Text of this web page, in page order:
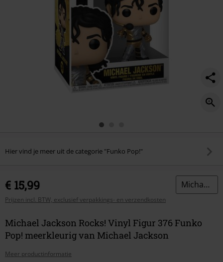
Hier vind je meer uit de categorie "Funko Pop!"
€ 15,99
Prijzen incl. BTW, exclusief verpakkings- en verzendkosten
Michael Jackson
Michael Jackson Rocks! Vinyl Figur 376 Funko
Pop! meerkleurig van Michael Jackson
Meer productinformatie